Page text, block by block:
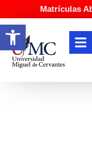
Abrir barra
Matrículas